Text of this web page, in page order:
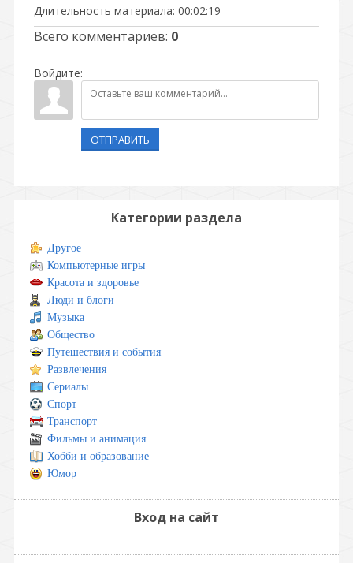
Длительность материала: 00:02:19
Всего комментариев: 0
Войдите:
ОТПРАВИТЬ
Категории раздела
Другое
Компьютерные игры
Красота и здоровье
Люди и блоги
Музыка
Общество
Путешествия и события
Развлечения
Сериалы
Спорт
Транспорт
Фильмы и анимация
Хобби и образование
Юмор
Вход на сайт